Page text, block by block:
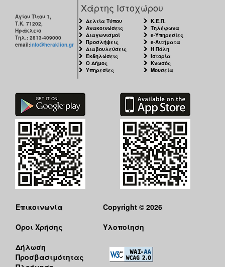
Αγίου Τίτου 1,
Τ.Κ. 71202,
Ηράκλειο
Τηλ.: 2813-409000
email:info@heraklion.gr
Χάρτης Ιστοχώρου
Δελτία Τύπου
Ανακοινώσεις
Διαγωνισμοί
Προσλήψεις
Διαβουλεύσεις
Εκδηλώσεις
Ο Δήμος
Υπηρεσίες
Κ.Ε.Π.
Τηλέφωνα
e-Υπηρεσίες
e-Αιτήματα
Η Πόλη
Ιστορία
Κνωσός
Μουσεία
Επικοινωνία
Όροι Χρήσης
Δήλωση
Προσβασιμότητας
Copyright © 2026
Υλοποίηση